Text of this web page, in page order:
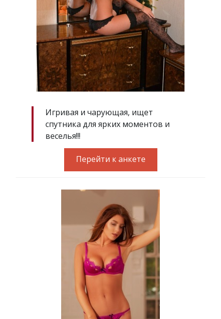
Игривая и чарующая, ищет
спутника для ярких моментов и
веселья!!!
Перейти к анкете